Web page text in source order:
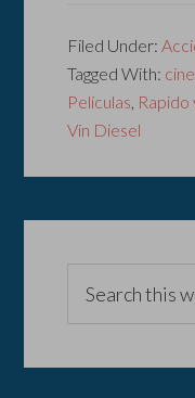
Filed Under:
Tagged With: cine
Películas Rapido
Vin Diesel